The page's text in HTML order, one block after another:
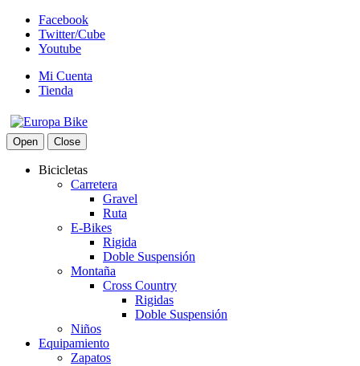
Facebook
Twitter/Cube
Youtube
Mi Cuenta
Tienda
Open Close
Bicicletas
Carretera
Gravel
Ruta
E-Bikes
Rigida
Doble Suspensión
Montaña
Cross Country
Rigidas
Doble Suspensión
Niños
Equipamiento
Zapatos